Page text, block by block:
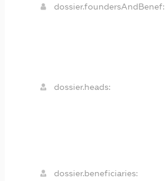
dossier.foundersAndBenef:
dossier.heads:
dossier.beneficiaries: